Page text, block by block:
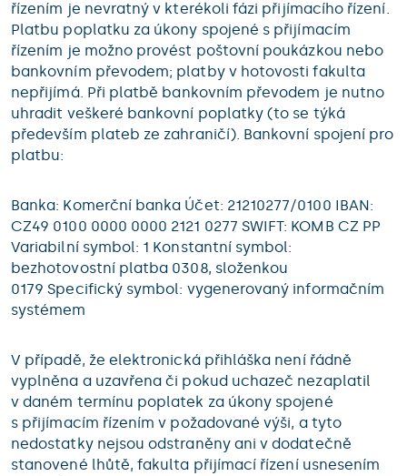
řízením je nevratný v kterékoli fázi přijímacího řízení.
Platbu poplatku za úkony spojené s přijímacím
řízením je možno provést poštovní poukázkou nebo
bankovním převodem; platby v hotovosti fakulta
nepřijímá. Při platbě bankovním převodem je nutno
uhradit veškeré bankovní poplatky (to se týká
především plateb ze zahraničí). Bankovní spojení pro
platbu:
Banka: Komerční banka Účet: 21210277/0100 IBAN:
CZ49 0100 0000 0000 2121 0277 SWIFT: KOMB CZ PP
Variabilní symbol: 1 Konstantní symbol:
bezhotovostní platba 0308, složenkou
0179 Specifický symbol: vygenerovaný informačním
systémem
V případě, že elektronická přihláška není řádně
vyplněna a uzavřena či pokud uchazeč nezaplatil
v daném termínu poplatek za úkony spojené
s přijímacím řízením v požadované výši, a tyto
nedostatky nejsou odstraněny ani v dodatečně
stanovené lhůtě, fakulta přijímací řízení usnesením